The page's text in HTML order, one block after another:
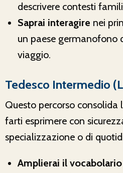
descrivere contesti
Saprai interagire nei
un paese germanofono
viaggio.
Tedesco Intermedio
Questo percorso
farti esprimere con
specializzazione o di
Amplierai il vocabolario